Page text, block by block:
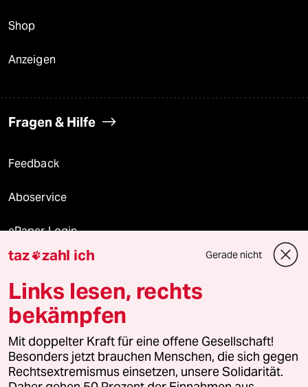
Shop
Anzeigen
Fragen & Hilfe
Feedback
Aboservice
ePaper Login
Downloads für Abonnierende
© 2026 taz Verlags und Vertriebs GmbH
Alle Rechte vorbehalten. Bei rechtlichen Fragen oder für Genehmigungen
wenden Sie sich bitte an lizenzen@taz.de
taz zahl ich Gerade nicht
Links lesen, rechts
bekämpfen
Mit doppelter Kraft für eine offene Gesellschaft!
Besonders jetzt brauchen Menschen, die sich gegen
Rechtsextremismus einsetzen, unsere Solidarität.